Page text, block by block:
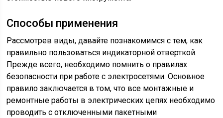
Способы применения
Рассмотрев виды, давайте познакомимся с тем, как
правильно пользоваться индикаторной отверткой.
Прежде всего, необходимо помнить о правилах
безопасности при работе с электросетями. Основное
правило заключается в том, что все монтажные и
ремонтные работы в электрических цепях необходимо
проводить с отключенными пакетными